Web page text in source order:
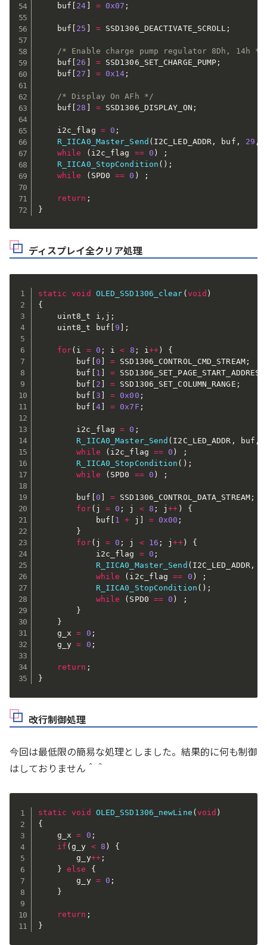
    buf
24 = 0x07 ;
    buf
25 = SSD1306_DEACTIVATE_SCROLL ;
/* Enable charge pump regulator 8Dh, 14h */
    buf
26 = SSD1306_SET_CHARGE_PUMP ;
    buf
27 = 0x14 ;
/* Display On AFh */
    buf
28 = SSD1306_DISPLAY_ON ;
    i2c_flag
= 0 ;
R_IICA0_Master_Send ( I2C_LED_ADDR , buf , 29 ,
while
( i2c_flag == 0 )
;
R_IICA0_StopCondition ( ) ;
while
( SPD0 == 0 ) ;
return ;
}
ディスプレイ全クリア処理
static void OLED_SSD1306_clear ( void )
{
    uint8_t i
, j ;
    uint8_t buf
[9 ;
for( i = 0 ; i < 8 ; i ++ )
{
        buf
0 = SSD1306_CONTROL_CMD_STREAM;
        buf
1 =
        buf
2 = SSD1306_SET_COLUMN_RANGE ;
        buf
3 = 0x00 ;
        buf
4] = 0x7F ;
        i2c_flag
= 0 ;
R_IICA0_Master_Send ( I2C_LED_ADDR , buf ,
while
( i2c_flag == 0 )
;
R_IICA0_StopCondition ( ) ;
while
( SPD0 == 0 ) ;
        buf
0 = SSD1306_CONTROL_DATA_STREAM;
for( j = 0 ; j < 8 ; j++ )
{
            buf
1 + j = 0x00 ;
}
for( j = 0 ; j < 16 ; j++)
{
            i2c_flag
= 0 ;
R_IICA0_Master_Send ( I2C_LED_ADDR ,
while
( i2c_flag == 0 )
;
R_IICA0_StopCondition ( ) ;
while
( SPD0 == 0 )
;
}
}
    g_x
= 0 ;
    g_y
= 0 ;
return ;
}
改行制御処理
今回は最低限の簡易な処理としました。結果的に何も制御
はしておりません＾＾
static void OLED_SSD1306_newLine ( void )
{
    g_x
= 0 ;
if (g_y < 8 )
{
        g_y
++;
}
else
{
        g_y
= 0 ;
}
return ;
}